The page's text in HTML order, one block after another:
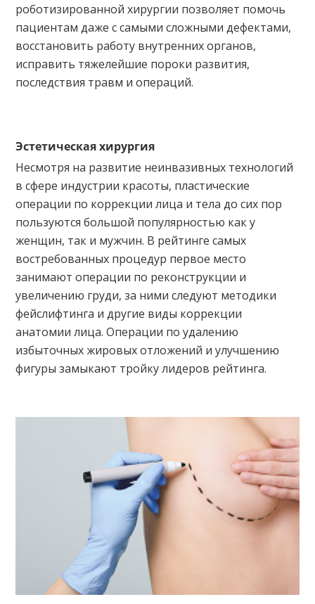
роботизированной хирургии позволяет помочь
пациентам даже с самыми сложными дефектами,
восстановить работу внутренних органов,
исправить тяжелейшие пороки развития,
последствия травм и операций.
Эстетическая хирургия
Несмотря на развитие неинвазивных технологий
в сфере индустрии красоты, пластические
операции по коррекции лица и тела до сих пор
пользуются большой популярностью как у
женщин, так и мужчин. В рейтинге самых
востребованных процедур первое место
занимают операции по реконструкции и
увеличению груди, за ними следуют методики
фейслифтинга и другие виды коррекции
анатомии лица. Операции по удалению
избыточных жировых отложений и улучшению
фигуры замыкают тройку лидеров рейтинга.